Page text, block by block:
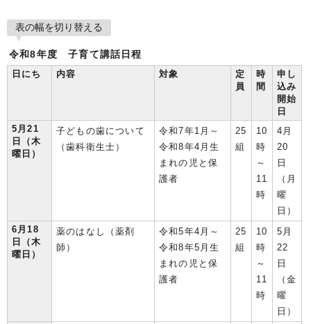
表の幅を切り替える
令和8年度 子育て講話日程
日にち
内容 対象
定
員
時
間
申し
込み
開始
日
5月21
日（木
曜日）
子どもの歯について
（歯科衛生士）
令和7年1月～
令和8年4月生
まれの児と保
護者
25
組
10
時
～
11
時
4月
20
日
（月
曜
日）
6月18
日（木
曜日）
薬のはなし（薬剤
師）
令和5年4月～
令和8年5月生
まれの児と保
護者
25
組
10
時
～
11
時
5月
22
日
（金
曜
日）